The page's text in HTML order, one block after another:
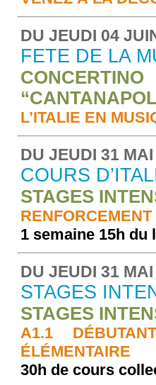
DU JEUDI 04
FETE DE LA
L’ITALIE EN
DU JEUDI 31
COURS
STAGES
1 semaine 15h
DU JEUDI 31
STAGES
STAGES
A1.1
ÉLÉMENTAIRE
30h de cours